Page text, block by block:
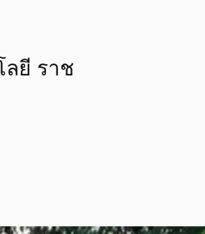
ยี ราช